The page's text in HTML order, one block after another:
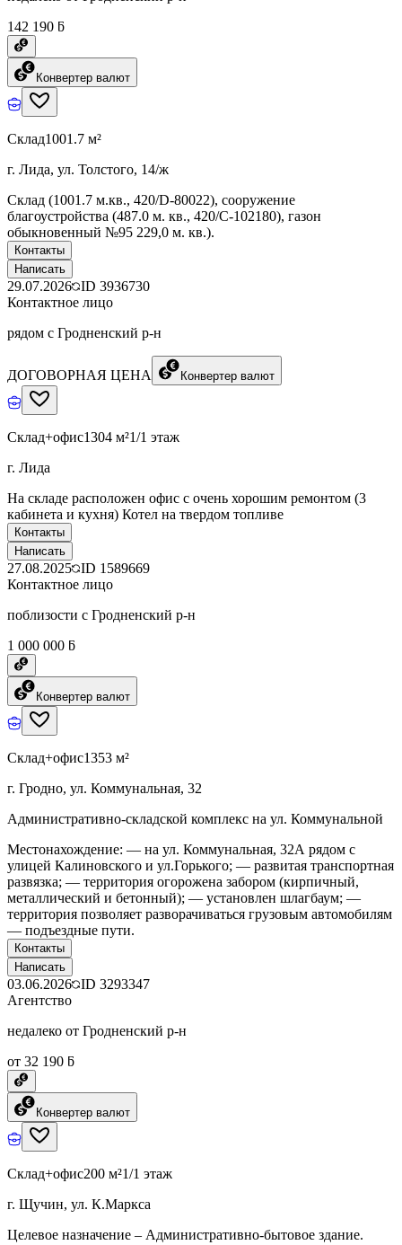
142 190 ƃ
Конвертер валют
Склад1001.7 м²
г. Лида, ул. Толстого, 14/ж
Склад (1001.7 м.кв., 420/D-80022), сооружение
благоустройства (487.0 м. кв., 420/C-102180), газон
обыкновенный №95 229,0 м. кв.).
Контакты
Написать
29.07.2026 ID 3936730
Контактное лицо
рядом с Гродненский р-н
ДОГОВОРНАЯ ЦЕНА Конвертер валют
Склад+офис1304 м²1/1 этаж
г. Лида
На складе расположен офис с очень хорошим ремонтом (3
кабинета и кухня) Котел на твердом топливе
Контакты
Написать
27.08.2025 ID 1589669
Контактное лицо
поблизости с Гродненский р-н
1 000 000 ƃ
Конвертер валют
Склад+офис1353 м²
г. Гродно, ул. Коммунальная, 32
Административно-складской комплекс на ул. Коммунальной
Местонахождение: — на ул. Коммунальная, 32А рядом с
улицей Калиновского и ул.Горького; — развитая транспортная
развязка; — территория огорожена забором (кирпичный,
металлический и бетонный); — установлен шлагбаум; —
территория позволяет разворачиваться грузовым автомобилям
— подъездные пути.
Контакты
Написать
03.06.2026 ID 3293347
Агентство
недалеко от Гродненский р-н
от 32 190 ƃ
Конвертер валют
Склад+офис200 м²1/1 этаж
г. Щучин, ул. К.Маркса
Целевое назначение – Административно-бытовое здание.